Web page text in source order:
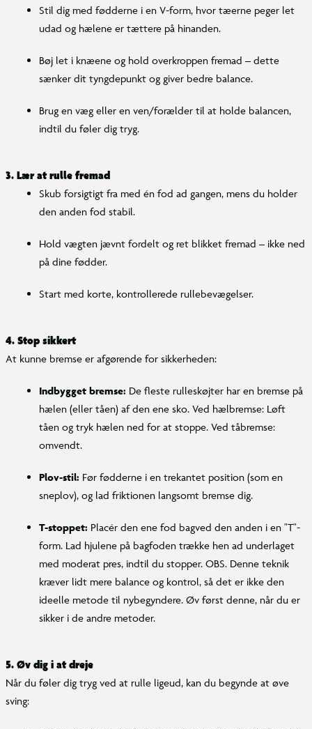
Stil dig med fødderne i en V-form, hvor tæerne peger let
udad og hælene er tættere på hinanden.
Bøj let i knæene og hold overkroppen fremad – dette
sænker dit tyngdepunkt og giver bedre balance.
Brug en væg eller en ven/forælder til at holde balancen,
indtil du føler dig tryg.
3. Lær at rulle fremad
Skub forsigtigt fra med én fod ad gangen, mens du holder
den anden fod stabil.
Hold vægten jævnt fordelt og ret blikket fremad – ikke ned
på dine fødder.
Start med korte, kontrollerede rullebevægelser.
4. Stop sikkert
At kunne bremse er afgørende for sikkerheden:
Indbygget bremse: De fleste rulleskøjter har en bremse på
hælen (eller tåen) af den ene sko. Ved hælbremse: Løft
tåen og tryk hælen ned for at stoppe. Ved tåbremse:
omvendt.
Plov-stil: Før fødderne i en trekantet position (som en
sneplov), og lad friktionen langsomt bremse dig.
T-stoppet: Placér den ene fod bagved den anden i en "T"-
form. Lad hjulene på bagfoden trække hen ad underlaget
med moderat pres, indtil du stopper. OBS. Denne teknik
kræver lidt mere balance og kontrol, så det er ikke den
ideelle metode til nybegyndere. Øv først denne, når du er
sikker i de andre metoder.
5. Øv dig i at dreje
Når du føler dig tryg ved at rulle ligeud, kan du begynde at øve
sving: